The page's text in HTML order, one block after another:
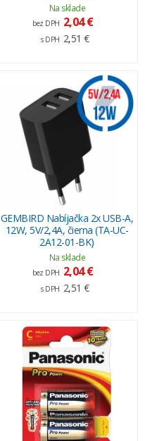
Na sklade
bez DPH 2,04 €
s DPH 2,51 €
GEMBIRD Nabíjačka 2x USB-A,
12W, 5V/2,4A, čierna (TA-UC-
2A12-01-BK)
Na sklade
bez DPH 2,04 €
s DPH 2,51 €